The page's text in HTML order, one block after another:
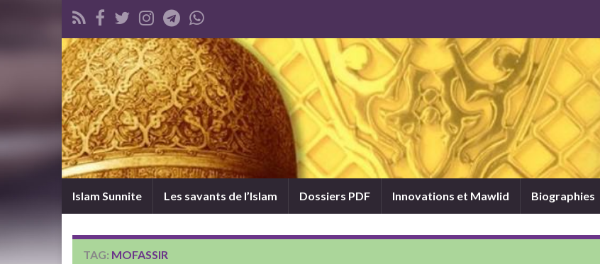
Islam Sunnite Les savants de l’Islam Dossiers PDF Innovations et Mawlid Biographies
TAG: MOFASSIR